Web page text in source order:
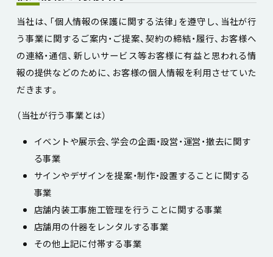
当社は、「個人情報の保護に関する法律」を遵守し、当社が行
う事業に関するご案内・ご提案、契約の締結・履行、お客様へ
の連絡・通信、新しいサービス等お客様に有益と思われる情
報の提供などのために、お客様の個人情報を利用させていた
だきます。
（当社が行う事業とは）
イベントや展示会、学会の企画・設営・運営・撤去に関す
る事業
サインやデザインを提案・制作・設置することに関する
事業
店舗内装工事施工管理を行うことに関する事業
店舗用の什器をレンタルする事業
その他上記に付帯する事業